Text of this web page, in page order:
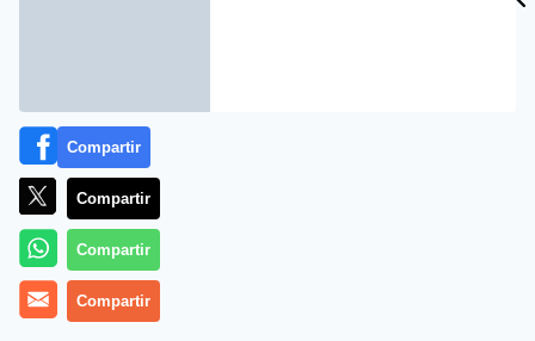
Compartir
Compartir
Compartir
Compartir